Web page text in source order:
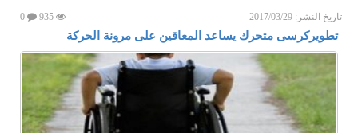
تاريخ النشر: 2017/03/29
تطويركرسى متحرك يساعد المعاقين على مرونة الحركة